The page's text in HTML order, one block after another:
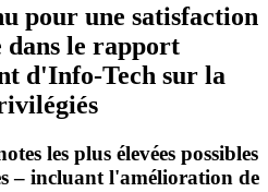
pour une satisfaction
dans le rapport
d'Info-Tech sur la
les plus élevées possibles
– incluant l'amélioration de